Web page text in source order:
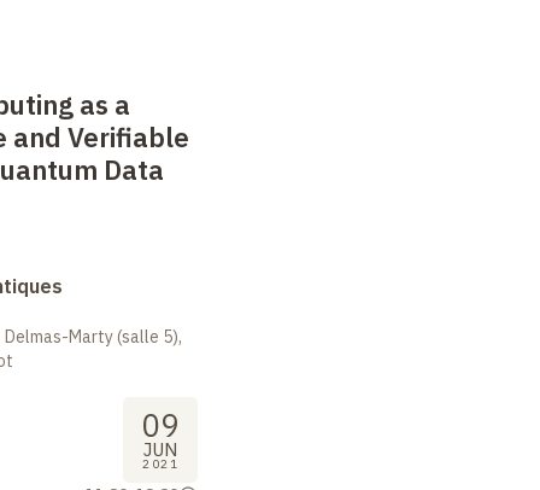
as a
and Verifiable
Data
Marty (salle 5),
09
JUN
2021